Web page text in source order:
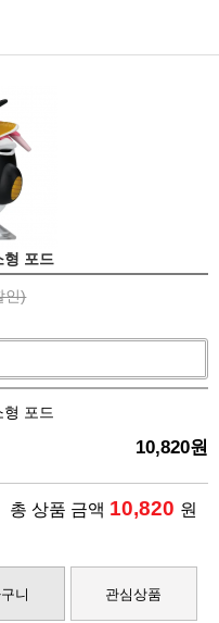
형 포드
인)
포드
10,820원
총 상품 금액 10,820 원
니 관심상품